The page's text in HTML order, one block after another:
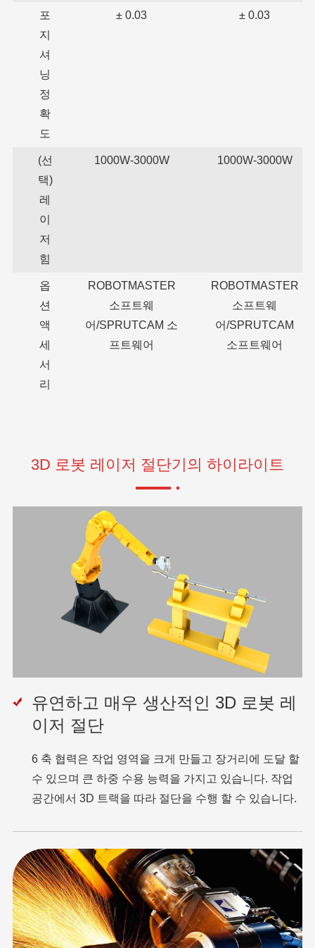
포
지
셔
닝
정
확
도
± 0.03 ± 0.03
(선
택)
레
이
저
힘
1000W-3000W 1000W-3000W
옵
션
액
세
서
리
ROBOTMASTER
소프트웨
어/SPRUTCAM 소
프트웨어
ROBOTMASTER
소프트웨
어/SPRUTCAM
소프트웨어
3D 로봇 레이저 절단기의 하이라이트
유연하고 매우 생산적인 3D 로봇 레
이저 절단
6 축 협력은 작업 영역을 크게 만들고 장거리에 도달 할
수 있으며 큰 하중 수용 능력을 가지고 있습니다. 작업
공간에서 3D 트랙을 따라 절단을 수행 할 수 있습니다.